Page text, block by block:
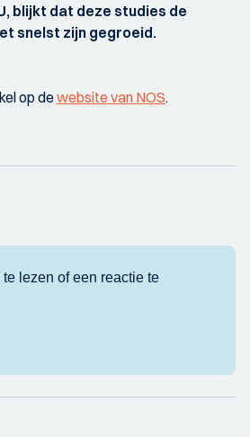
blijkt dat deze studies de
snelst zijn gegroeid.
op dewebsite van NOS.